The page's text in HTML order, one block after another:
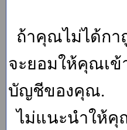
ถ้าคุณไม่ได้กา
จะยอมให้คุณเข้
บัญชีของคุณ.
ไม่แนะนำให้คุ